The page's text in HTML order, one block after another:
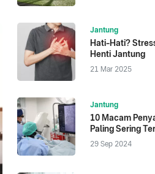
Jantung
Hati-Hati?
Henti Jantung
21 Mar 2025
Jantung
10 Macam
Paling Sering
29 Sep 2024